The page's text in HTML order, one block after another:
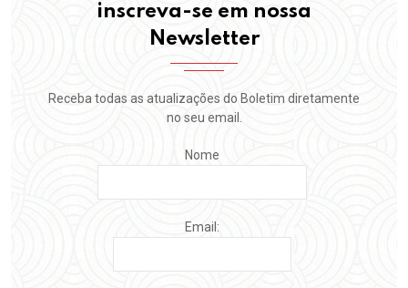
inscreva-se em nossa
Newsletter
Receba todas as atualizações do Boletim diretamente
no seu email.
Nome
Email: